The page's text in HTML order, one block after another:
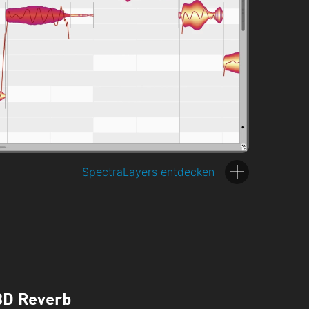
SpectraLayers entdecken
Reverb